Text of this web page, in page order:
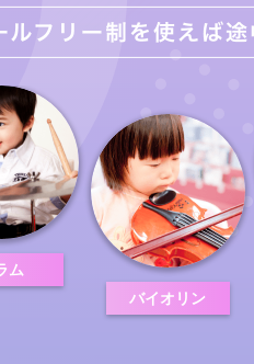
ム
バイオリン